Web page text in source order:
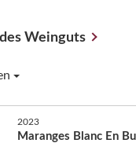
Weinguts
2023
Maranges Blanc En